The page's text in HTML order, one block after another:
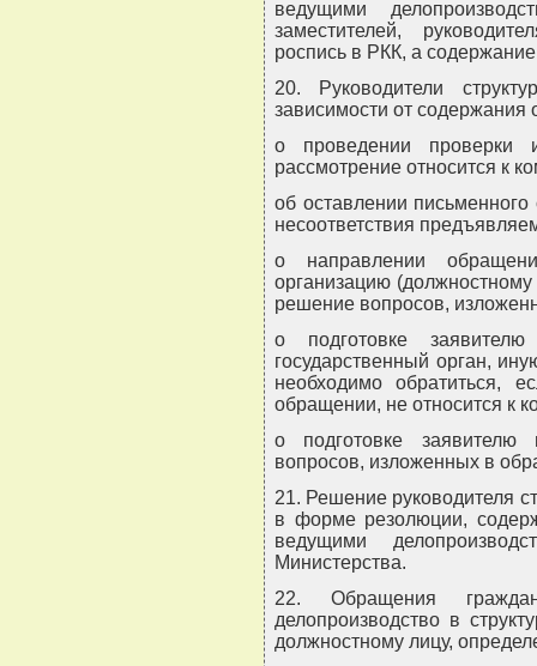
ведущими
заместителей,
роспись в РКК, а
20. Руководители
зависимости от
о проведении проверки
рассмотрение относится к
об оставлении
несоответствия
о направлении
организацию
решение вопросов,
о подготовке
государственный орган,
необходимо обратиться,
обращении, не относится к
о подготовке заявителю
вопросов, изложенных в
21. Решение руководителя
в форме резолюции,
ведущими
Министерства.
22. Обращения
делопроизводство в
должностному лицу,